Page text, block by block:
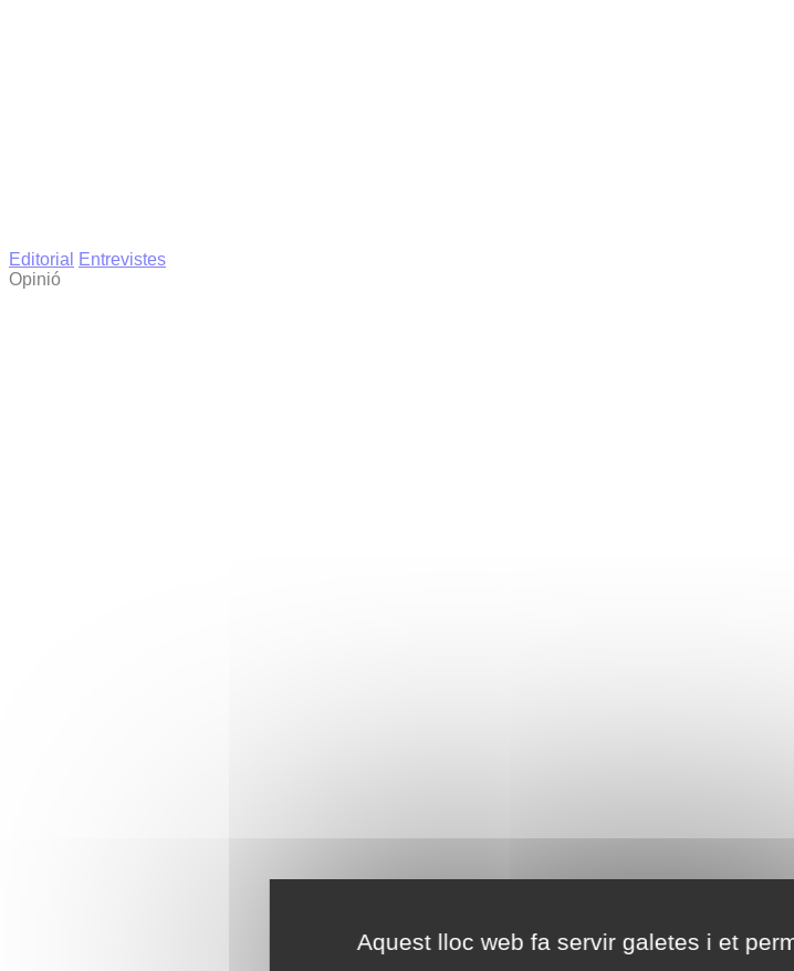
Aquest lloc web fa servir galetes i et
Editorial
Entrevistes
Opinió